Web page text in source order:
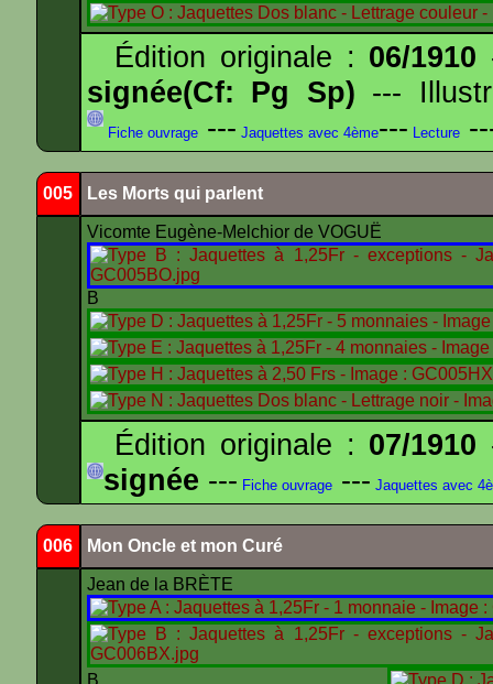
Édition originale : 06/1910
signée(Cf: Pg Sp) ---
Fiche ouvrage --- Jaquettes avec 4ème--- Lecture
005 Les Morts qui parlent
Vicomte Eugène-Melchior de VOGUË
B
Édition originale : 07/1910
signée --- Fiche ouvrage --- Jaquettes avec
006 Mon Oncle et mon Curé
Jean de la BRÈTE
B